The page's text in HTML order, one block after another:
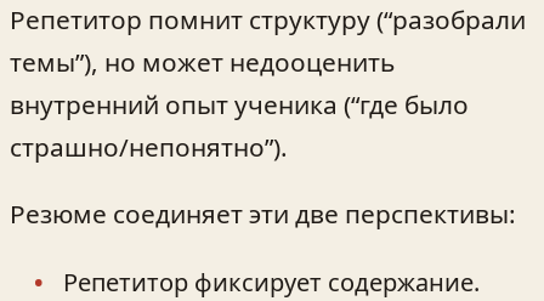
Репетитор помнит структуру (“разобрали
темы”), но может недооценить
внутренний опыт ученика (“где было
страшно/непонятно”).
Резюме соединяет эти две перспективы:
Репетитор фиксирует содержание.